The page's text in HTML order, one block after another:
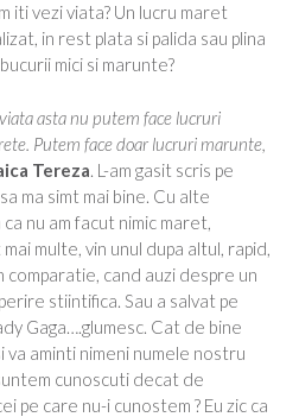
iti vezi viata? Un lucru maret
in rest plata si palida sau plina
mici si marunte?
asta nu putem face lucruri
Putem face doar lucruri marunte,
Tereza . L-am gasit scris pe
ma simt mai bine. Cu alte
nu am facut nimic maret,
multe, vin unul dupa altul, rapid,
comparatie, cand auzi despre un
stiintifica. Sau a salvat pe
Gaga….glumesc. Cat de bine
va aminti nimeni numele nostru
cunoscuti decat de
pe care nu-i cunostem ? Eu zic ca